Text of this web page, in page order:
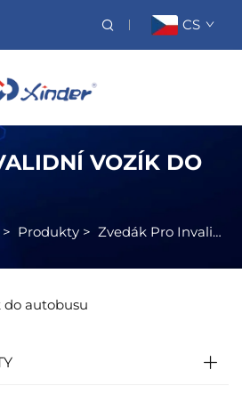
CS
VOZÍK DO
> Produkty > Zvedák Pro Invalidní Vozík
autobusu